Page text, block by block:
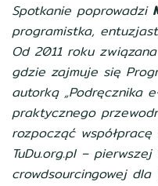
Spotkanie poprowadzi
programistka,
Od 2011 roku
gdzie zajmuje się
autorką „Podręcznika
praktycznego
rozpocząć
TuDu.org.pl –
crowdsourcingowej